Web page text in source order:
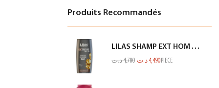
Produits Recommandés
LILAS SHAMP EXT HOM KERATINE GRIS 350ML
4,780د.ت 4,490 د.ت PIECE